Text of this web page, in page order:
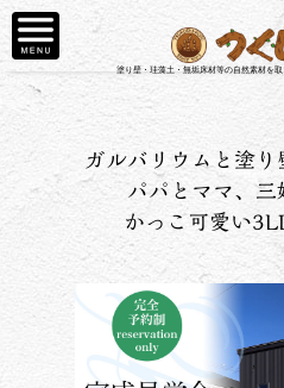
塗り壁・珪藻土・無垢床材等の自然素材を
ガルバリウムと塗り
パパとママ、三
かっこ可愛い